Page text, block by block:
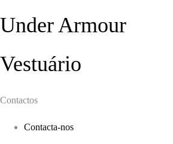
Under Armour
Vestuário
Contactos
Contacta-nos